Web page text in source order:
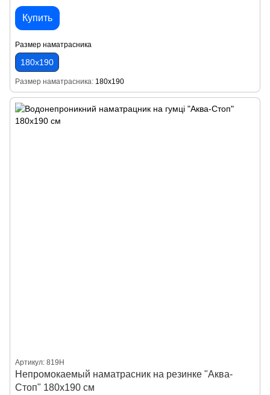
Купить
Размер наматрасника
180х190
Размер наматрасника 180х190
Артикул: 819Н
Непромокаемый наматрасник на резинке "Аква-
Стоп" 180х190 см